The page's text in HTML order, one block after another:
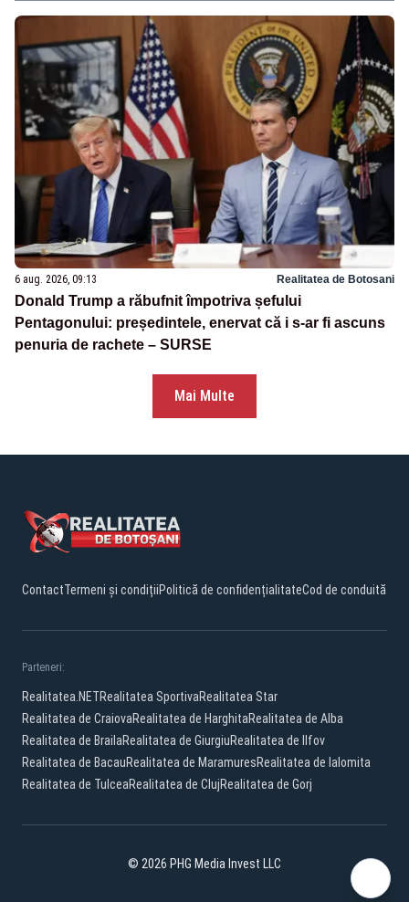
6 aug. 2026, 09:13 Realitatea de Botosani
Donald Trump a răbufnit împotriva șefului
Pentagonului: președintele, enervat că i s-ar fi ascuns
penuria de rachete – SURSE
Mai Multe
ContactTermeni și condițiiPolitică de confidențialitateCod de conduită
Parteneri:
Realitatea.NETRealitatea SportivaRealitatea Star
Realitatea de CraiovaRealitatea de HarghitaRealitatea de Alba
Realitatea de BrailaRealitatea de GiurgiuRealitatea de Ilfov
Realitatea de BacauRealitatea de MaramuresRealitatea de Ialomita
Realitatea de TulceaRealitatea de ClujRealitatea de Gorj
© 2026 PHG Media Invest LLC